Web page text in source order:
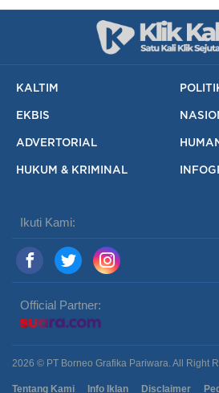
KALTIM
EKBIS
ADVERTORIAL
HUKUM & KRIMINAL
Ikuti Kami:
Official Partner:
2026 © PT Borneo Grafika Pariwara. All Right
Tentang Kami Info Iklan Disclaimer